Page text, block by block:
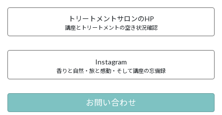
トリートメントサロンのHP
講座とトリートメントの空き状況確認
Instagram
香りと自然・旅と感動・そして講座の忘備録
お問い合わせ